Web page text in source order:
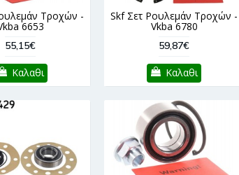
Τροχών -
6653
55,15€
Καλαθι
Skf Σετ Ρουλεμάν Τροχών -
Vkba 6780
59,87€
Καλαθι